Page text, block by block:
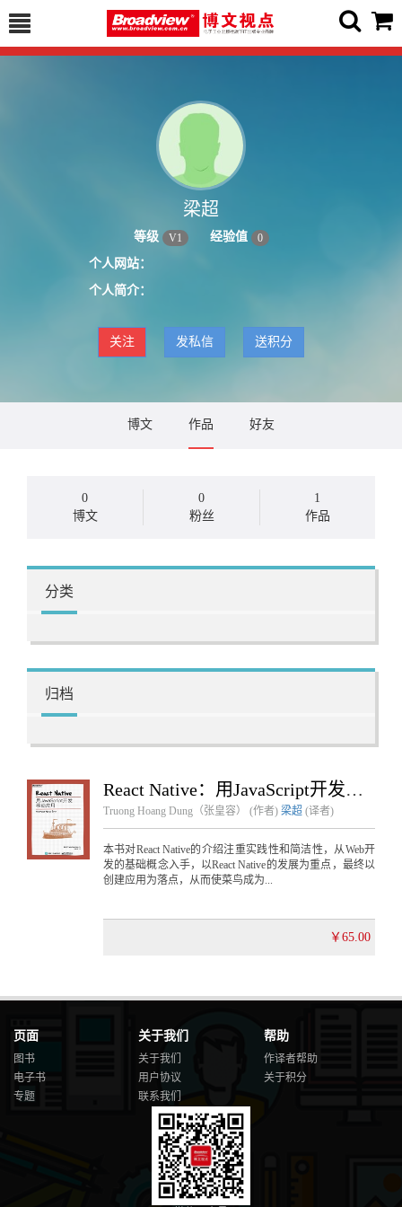
梁超
等级 V1 经验值 0
个人网站：
个人简介：
关注 发私信 送积分
博文 作品 好友
0
博文
0
粉丝
1
作品
分类
归档
React Native：用JavaScript开发移动应用
Truong Hoang Dung（张皇容） (作者) 梁超 (译者)
本书对React Native的介绍注重实践性和简洁性，从Web开
发的基础概念入手，以React Native的发展为重点，最终以
创建应用为落点，从而使菜鸟成为...
￥65.00
页面
图书
电子书
专题
关于我们
关于我们
用户协议
联系我们
帮助
作译者帮助
关于积分